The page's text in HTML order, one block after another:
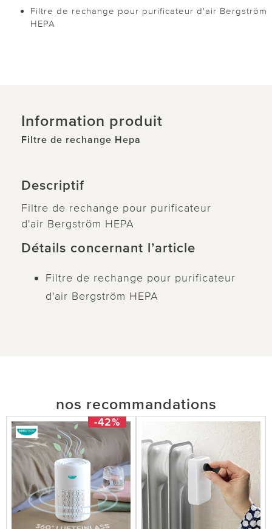
Filtre de rechange pour purificateur d'air Bergström
HEPA
Information produit
Filtre de rechange Hepa
Descriptif
Filtre de rechange pour purificateur
d'air Bergström HEPA
Détails concernant l’article
Filtre de rechange pour purificateur
d'air Bergström HEPA
nos recommandations
-42%